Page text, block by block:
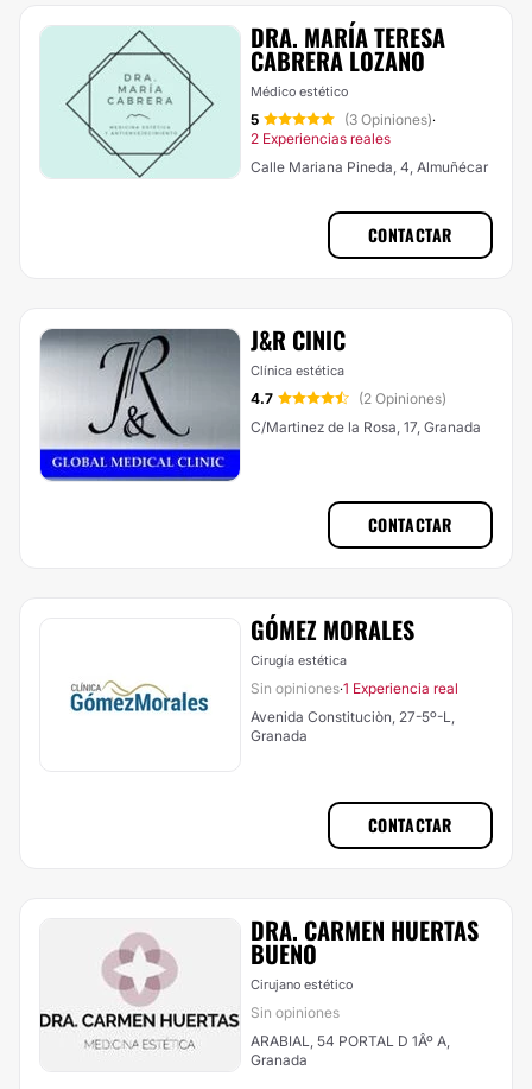
DRA. MARÍA TERESA
CABRERA LOZANO
Médico estético
5 (3 Opiniones)·
2 Experiencias reales
Calle Mariana Pineda, 4, Almuñécar
CONTACTAR
J&R CINIC
Clínica estética
4.7
(2 Opiniones)
C/Martinez de la Rosa, 17, Granada
CONTACTAR
GÓMEZ MORALES
Cirugía estética
Sin opiniones·1 Experiencia real
Avenida Constituciòn, 27-5º-L,
Granada
CONTACTAR
DRA. CARMEN HUERTAS
BUENO
Cirujano estético
Sin opiniones
ARABIAL, 54 PORTAL D 1Âº A,
Granada